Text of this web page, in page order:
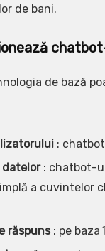
de bani.
de bază
:
datelor: chatbot-
a cuvintelor
răspuns : pe